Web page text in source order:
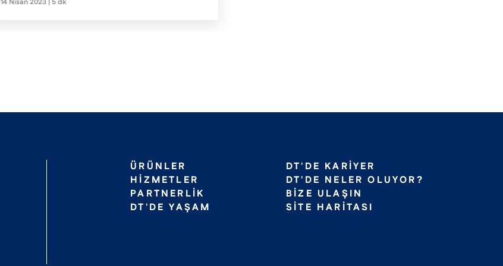
14 Nisan 2023 | 5 dk
ÜRÜNLER
DT'DE KARIYER
HIZMETLER
DT'DE NELER OLUYOR?
PARTNERLIK
BIZE ULAŞIN
DT'DE YAŞAM
SITE HARITASI